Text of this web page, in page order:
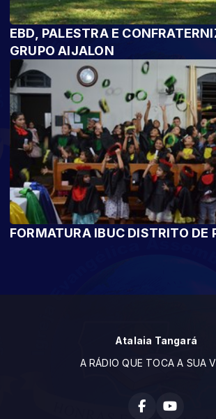
EBD, PALESTRA E
GRUPO AIJALON
FORMATURA IBUC DISTRITO DE
Atalaia Tangará
A RÁDIO QUE TOCA A SUA